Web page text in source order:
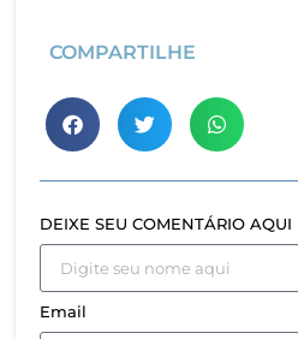
COMPARTILHE
DEIXE SEU COMENTÁRIO AQUI
Email